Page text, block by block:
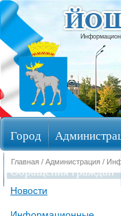
Город
Обращения граждан
Главная / Администрация /
Новости